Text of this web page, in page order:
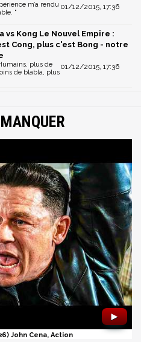
01/12/2015, 17:36
m’a rendu
"
vs Kong Le Nouvel Empire :
Cong, plus c'est Bong - notre
01/12/2015, 17:36
plus de
de blabla, plus
►
John Cena, Action